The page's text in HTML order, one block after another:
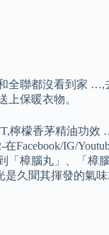
全聯都沒看到家
保暖衣物。
檸檬香茅精油功
IG/
樟腦丸」、「樟
久聞其揮發的氣